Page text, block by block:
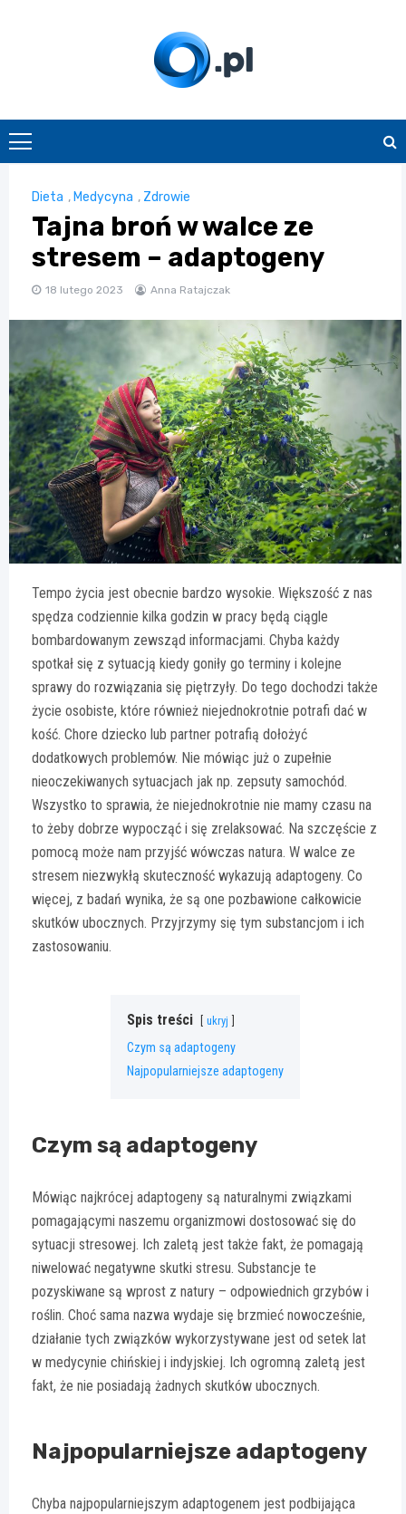
O.pl
Dieta , Medycyna , Zdrowie
Tajna broń w walce ze
stresem – adaptogeny
18 lutego 2023 Anna Ratajczak
Tempo życia jest obecnie bardzo wysokie. Większość z nas
spędza codziennie kilka godzin w pracy będą ciągle
bombardowanym zewsząd informacjami. Chyba każdy
spotkał się z sytuacją kiedy goniły go terminy i kolejne
sprawy do rozwiązania się piętrzyły. Do tego dochodzi także
życie osobiste, które również niejednokrotnie potrafi dać w
kość. Chore dziecko lub partner potrafią dołożyć
dodatkowych problemów. Nie mówiąc już o zupełnie
nieoczekiwanych sytuacjach jak np. zepsuty samochód.
Wszystko to sprawia, że niejednokrotnie nie mamy czasu na
to żeby dobrze wypocząć i się zrelaksować. Na szczęście z
pomocą może nam przyjść wówczas natura. W walce ze
stresem niezwykłą skuteczność wykazują adaptogeny. Co
więcej, z badań wynika, że są one pozbawione całkowicie
skutków ubocznych. Przyjrzymy się tym substancjom i ich
zastosowaniu.
Spis treści ukryj
Czym są adaptogeny
Najpopularniejsze adaptogeny
Czym są adaptogeny
Mówiąc najkrócej adaptogeny są naturalnymi związkami
pomagającymi naszemu organizmowi dostosować się do
sytuacji stresowej. Ich zaletą jest także fakt, że pomagają
niwelować negatywne skutki stresu. Substancje te
pozyskiwane są wprost z natury – odpowiednich grzybów i
roślin. Choć sama nazwa wydaje się brzmieć nowocześnie,
działanie tych związków wykorzystywane jest od setek lat
w medycynie chińskiej i indyjskiej. Ich ogromną zaletą jest
fakt, że nie posiadają żadnych skutków ubocznych.
Najpopularniejsze adaptogeny
Chyba najpopularniejszym adaptogenem jest podbijająca